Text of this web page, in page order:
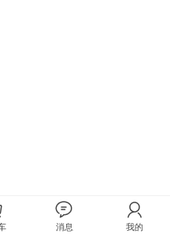
消息 我的